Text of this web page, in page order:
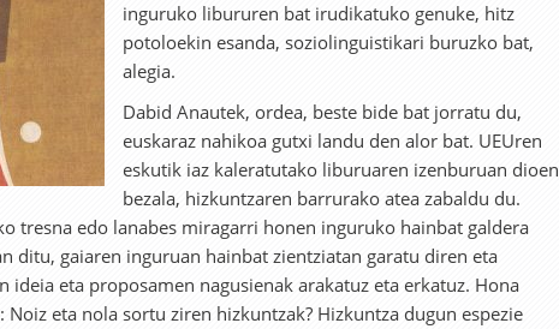
inguruko libururen bat irudikatuko genuke, hitz
potoloekin esanda, soziolinguistikari buruzko bat,
alegia.
Dabid Anautek, ordea, beste bide bat jorratu du,
euskaraz nahikoa gutxi landu den alor bat. UEUren
eskutik iaz kaleratutako liburuaren izenburuan dioen
bezala, hizkuntzaren barrurako atea zabaldu du.
tresna edo lanabes miragarri honen inguruko hainbat galdera
ditu, gaiaren inguruan hainbat zientziatan garatu diren eta
ideia eta proposamen nagusienak arakatuz eta erkatuz. Hona
Noiz eta nola sortu ziren hizkuntzak? Hizkuntza dugun espezie